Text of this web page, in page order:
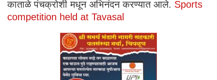
काताळे पंचक्रोशी मधून अभिनंदन करण्यात आले. Sports
competition held at Tavasal